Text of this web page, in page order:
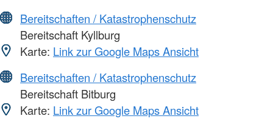
Bereitschaften / Katastrophenschutz
Bereitschaft Kyllburg
Karte: Link zur Google Maps Ansicht
Bereitschaften / Katastrophenschutz
Bereitschaft Bitburg
Karte: Link zur Google Maps Ansicht